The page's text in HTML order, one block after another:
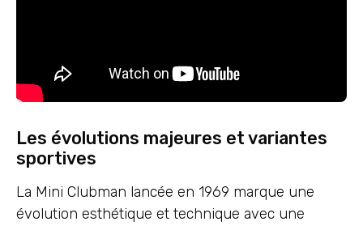
Les évolutions majeures et variantes
sportives
La Mini Clubman lancée en 1969 marque une
évolution esthétique et technique avec une